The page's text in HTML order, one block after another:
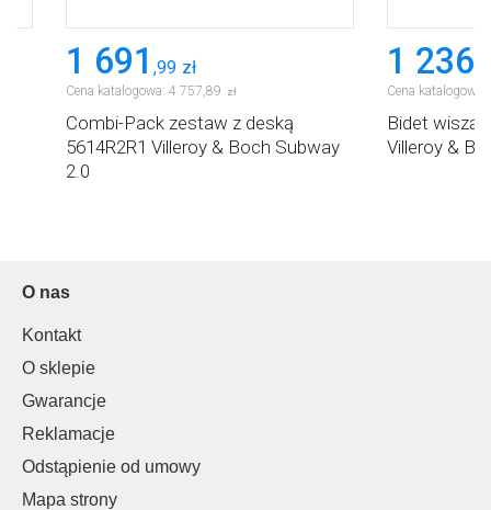
1 691 ,99 zł
Cena katalogowa: 4 757 89 zł
Combi-Pack zestaw z deską
5614R2R1 Villeroy & Boch Subway
2.0
1 236
Cena katalogowa:
Bidet
Villeroy &
O nas
Kontakt
O sklepie
Gwarancje
Reklamacje
Odstąpienie od umowy
Mapa strony